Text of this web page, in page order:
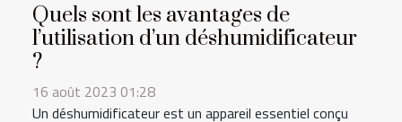
Quels sont les avantages de
l’utilisation d’un déshumidificateur
?
16 août 2023 01:28
Un déshumidificateur est un appareil essentiel conçu